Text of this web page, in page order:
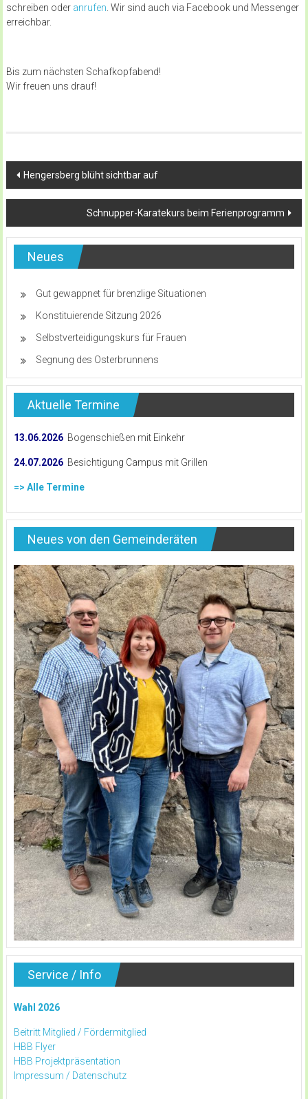
schreiben oder anrufen. Wir sind auch via Facebook und Messenger
erreichbar.
Bis zum nächsten Schafkopfabend!
Wir freuen uns drauf!
Beitragsnavigation
Hengersberg blüht sichtbar auf
Schnupper-Karatekurs beim Ferienprogramm
Neues
Gut gewappnet für brenzlige Situationen
Konstituierende Sitzung 2026
Selbstverteidigungskurs für Frauen
Segnung des Osterbrunnens
Aktuelle Termine
13.06.2026 Bogenschießen mit Einkehr
24.07.2026 Besichtigung Campus mit Grillen
=> Alle Termine
Neues von den Gemeinderäten
Service / Info
Wahl 2026
Beitritt Mitglied / Fördermitglied
HBB Flyer
HBB Projektpräsentation
Impressum / Datenschutz